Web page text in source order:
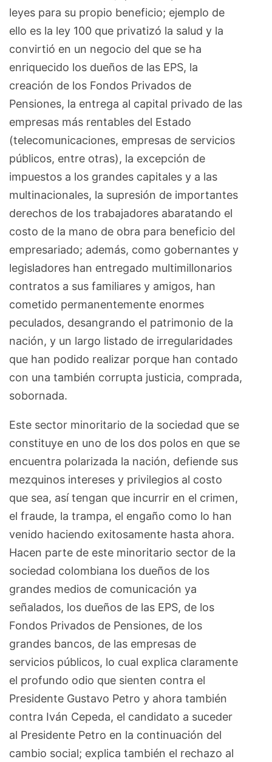
leyes para su propio beneficio; ejemplo de
ello es la ley 100 que privatizó la salud y la
convirtió en un negocio del que se ha
enriquecido los dueños de las EPS, la
creación de los Fondos Privados de
Pensiones, la entrega al capital privado de las
empresas más rentables del Estado
(telecomunicaciones, empresas de servicios
públicos, entre otras), la excepción de
impuestos a los grandes capitales y a las
multinacionales, la supresión de importantes
derechos de los trabajadores abaratando el
costo de la mano de obra para beneficio del
empresariado; además, como gobernantes y
legisladores han entregado multimillonarios
contratos a sus familiares y amigos, han
cometido permanentemente enormes
peculados, desangrando el patrimonio de la
nación, y un largo listado de irregularidades
que han podido realizar porque han contado
con una también corrupta justicia, comprada,
sobornada.
Este sector minoritario de la sociedad que se
constituye en uno de los dos polos en que se
encuentra polarizada la nación, defiende sus
mezquinos intereses y privilegios al costo
que sea, así tengan que incurrir en el crimen,
el fraude, la trampa, el engaño como lo han
venido haciendo exitosamente hasta ahora.
Hacen parte de este minoritario sector de la
sociedad colombiana los dueños de los
grandes medios de comunicación ya
señalados, los dueños de las EPS, de los
Fondos Privados de Pensiones, de los
grandes bancos, de las empresas de
servicios públicos, lo cual explica claramente
el profundo odio que sienten contra el
Presidente Gustavo Petro y ahora también
contra Iván Cepeda, el candidato a suceder
al Presidente Petro en la continuación del
cambio social; explica también el rechazo al